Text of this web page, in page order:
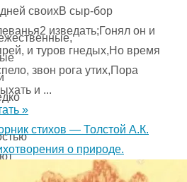
своихВ сыр-бор
изведать;Гонял он и
и туров гнедых,Но время
звон рога утих,Пора
и ...
»
стихов — Толстой А.К.
о природе.